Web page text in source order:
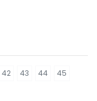
42 43 44 45